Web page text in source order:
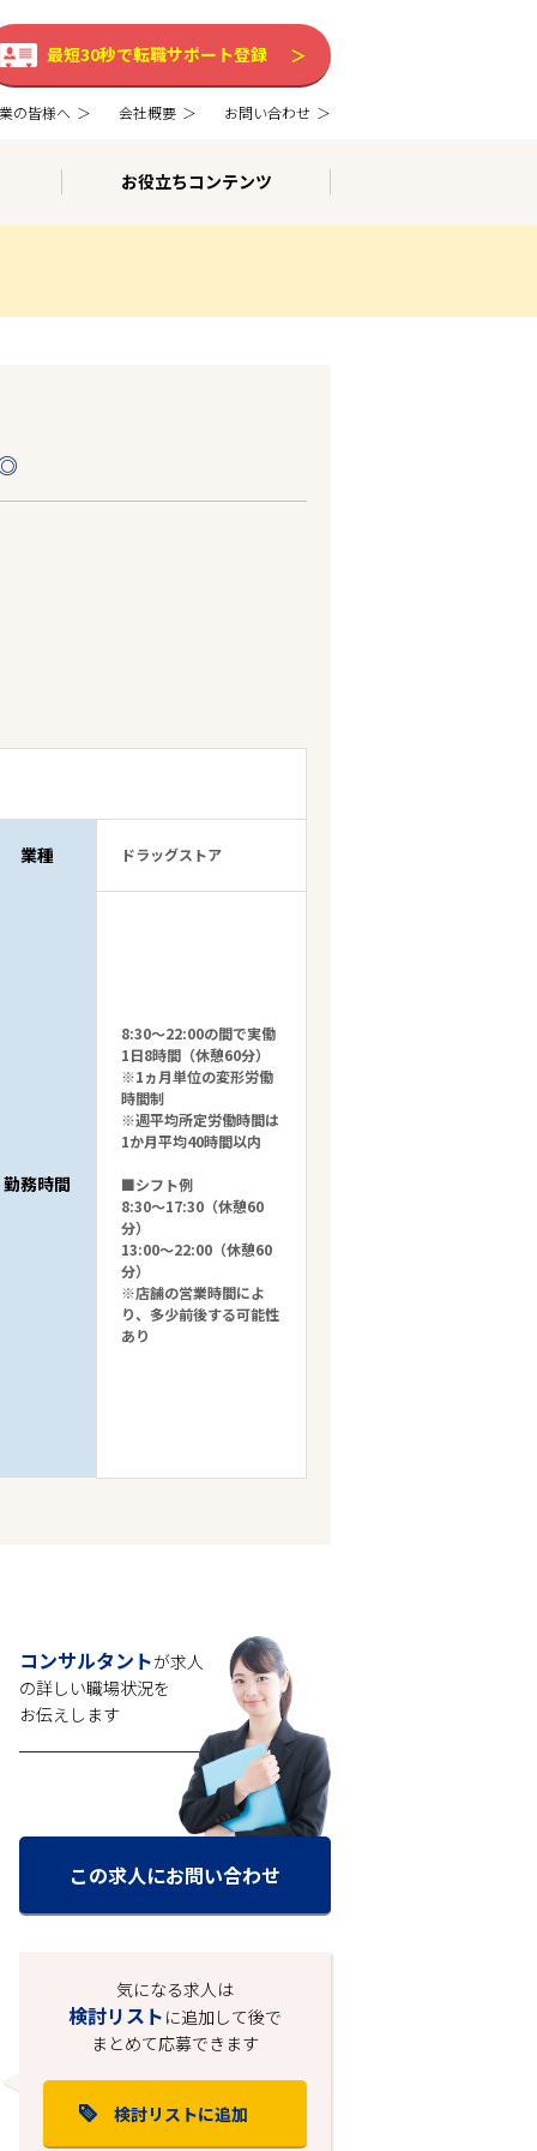
最短30秒で転職サポート登録
の皆様へ 会社概要 お問い合わせ
お役立ちコンテンツ
業種 ドラッグストア
勤務時間
8:30～22:00の間で実働
1日8時間（休憩60分）
※1ヵ月単位の変形労働
時間制
※週平均所定労働時間は
1か月平均40時間以内
■シフト例
8:30～17:30（休憩60
分）
13:00～22:00（休憩60
分）
※店舗の営業時間によ
り、多少前後する可能性
あり
コンサルタントが求人
の詳しい職場状況を
お伝えします
この求人にお問い合わせ
気になる求人は
検討リスト に追加して後で
まとめて応募できます
検討リストに追加